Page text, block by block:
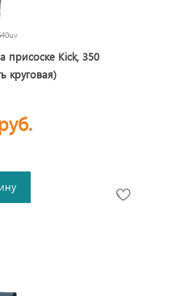
присоске Kick, 350
круговая)